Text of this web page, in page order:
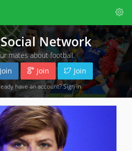
Network
mates about football.
Join Join Join
have an account?Sign in